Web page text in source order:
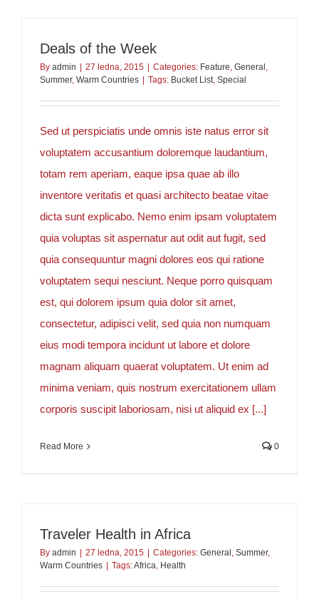
Deals of the Week
By admin 27 ledna, 2015 Categories: Feature, General ,
Summer, Warm Countries Tags: Bucket List, Special
Sed ut perspiciatis unde omnis iste natus error sit
voluptatem accusantium doloremque laudantium,
totam rem aperiam, eaque ipsa quae ab illo
inventore veritatis et quasi architecto beatae vitae
dicta sunt explicabo. Nemo enim ipsam voluptatem
quia voluptas sit aspernatur aut odit aut fugit, sed
quia consequuntur magni dolores eos qui ratione
voluptatem sequi nesciunt. Neque porro quisquam
est, qui dolorem ipsum quia dolor sit amet,
consectetur, adipisci velit, sed quia non numquam
eius modi tempora incidunt ut labore et dolore
magnam aliquam quaerat voluptatem. Ut enim ad
minima veniam, quis nostrum exercitationem ullam
corporis suscipit laboriosam, nisi ut aliquid ex [...]
Read More 0
Traveler Health in Africa
By admin 27 ledna, 2015 Categories: General , Summer,
Warm Countries
Tags:Africa, Health